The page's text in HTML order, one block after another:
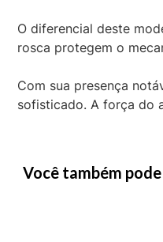
O diferencial deste
rosca protegem o
Com sua presença
sofisticado. A força do
Você também